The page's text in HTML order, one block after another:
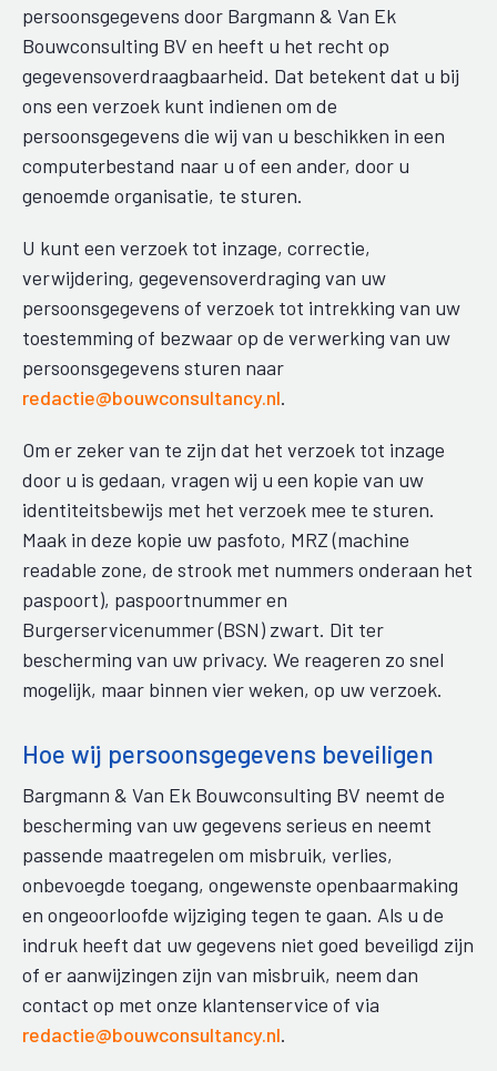
persoonsgegevens door Bargmann & Van Ek
Bouwconsulting BV en heeft u het recht op
gegevensoverdraagbaarheid. Dat betekent dat u bij
ons een verzoek kunt indienen om de
persoonsgegevens die wij van u beschikken in een
computerbestand naar u of een ander, door u
genoemde organisatie, te sturen.
U kunt een verzoek tot inzage, correctie,
verwijdering, gegevensoverdraging van uw
persoonsgegevens of verzoek tot intrekking van uw
toestemming of bezwaar op de verwerking van uw
persoonsgegevens sturen naar
redactie@bouwconsultancy.nl.
Om er zeker van te zijn dat het verzoek tot inzage
door u is gedaan, vragen wij u een kopie van uw
identiteitsbewijs met het verzoek mee te sturen.
Maak in deze kopie uw pasfoto, MRZ (machine
readable zone, de strook met nummers onderaan het
paspoort), paspoortnummer en
Burgerservicenummer (BSN) zwart. Dit ter
bescherming van uw privacy. We reageren zo snel
mogelijk, maar binnen vier weken, op uw verzoek.
Hoe wij persoonsgegevens beveiligen
Bargmann & Van Ek Bouwconsulting BV neemt de
bescherming van uw gegevens serieus en neemt
passende maatregelen om misbruik, verlies,
onbevoegde toegang, ongewenste openbaarmaking
en ongeoorloofde wijziging tegen te gaan. Als u de
indruk heeft dat uw gegevens niet goed beveiligd zijn
of er aanwijzingen zijn van misbruik, neem dan
contact op met onze klantenservice of via
redactie@bouwconsultancy.nl.